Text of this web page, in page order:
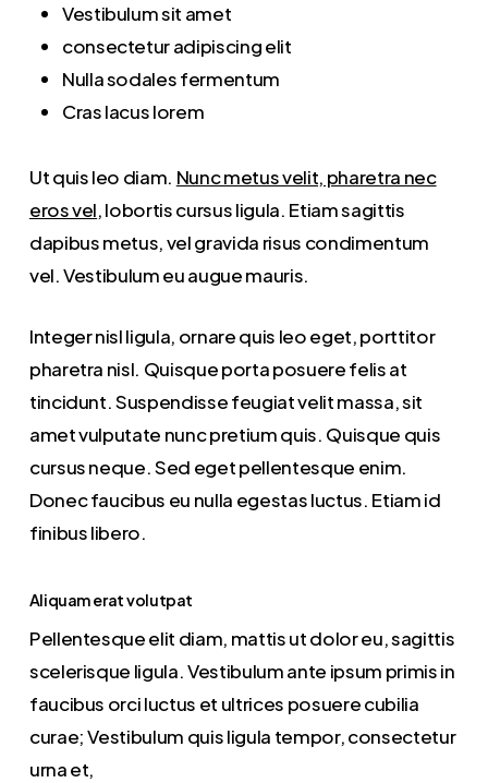
Vestibulum sit amet
consectetur adipiscing elit
Nulla sodales fermentum
Cras lacus lorem
Ut quis leo diam. Nunc metus velit, pharetra nec
eros vel, lobortis cursus ligula. Etiam sagittis
dapibus metus, vel gravida risus condimentum
vel. Vestibulum eu augue mauris.
Integer nisl ligula, ornare quis leo eget, porttitor
pharetra nisl. Quisque porta posuere felis at
tincidunt. Suspendisse feugiat velit massa, sit
amet vulputate nunc pretium quis. Quisque quis
cursus neque. Sed eget pellentesque enim.
Donec faucibus eu nulla egestas luctus. Etiam id
finibus libero.
Aliquam erat volutpat
Pellentesque elit diam, mattis ut dolor eu, sagittis
scelerisque ligula. Vestibulum ante ipsum primis in
faucibus orci luctus et ultrices posuere cubilia
curae; Vestibulum quis ligula tempor, consectetur
urna et,